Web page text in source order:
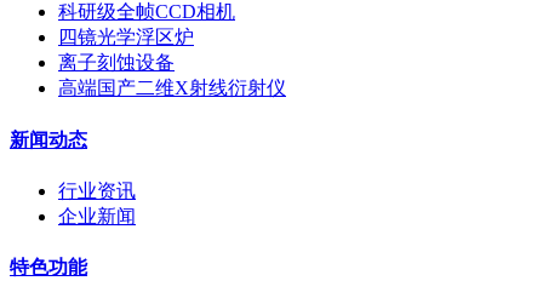
科研级全帧CCD相机
四镜光学浮区炉
离子刻蚀设备
高端国产二维X射线衍射仪
新闻动态
行业资讯
企业新闻
特色功能